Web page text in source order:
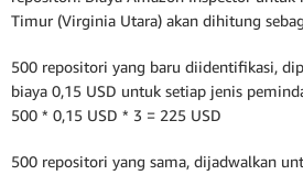
Timur (Virginia Utara) akan dihitung
500 repositori yang baru diidentifikasi,
biaya 0,15 USD untuk setiap jenis
500 * 0,15 USD * 3 = 225 USD
500 repositori yang sama, dijadwalkan